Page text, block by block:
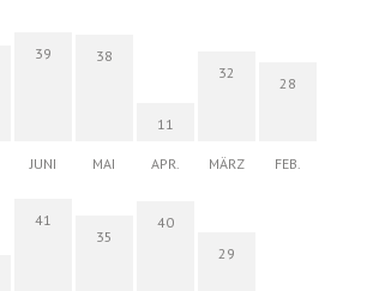
39
JUNI
38
MAI
11
APR.
32
MÄRZ
28
FEB.
41
35
40
29